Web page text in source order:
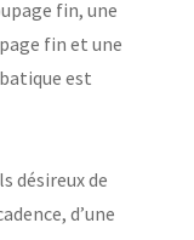
fin, une
fin et une
est
désireux de
d’une